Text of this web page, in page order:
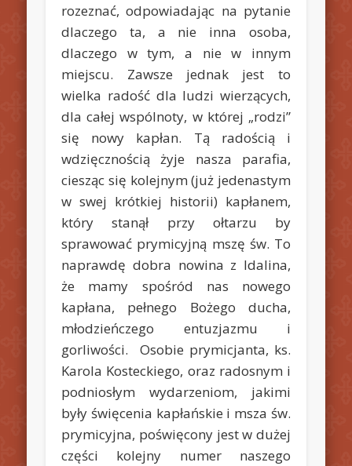
rozeznać, odpowiadając na pytanie
dlaczego ta, a nie inna osoba,
dlaczego w tym, a nie w innym
miejscu. Zawsze jednak jest to
wielka radość dla ludzi wierzących,
dla całej wspólnoty, w której „rodzi”
się nowy kapłan. Tą radością i
wdzięcznością żyje nasza parafia,
ciesząc się kolejnym (już jedenastym
w swej krótkiej historii) kapłanem,
który stanął przy ołtarzu by
sprawować prymicyjną mszę św. To
naprawdę dobra nowina z Idalina,
że mamy spośród nas nowego
kapłana, pełnego Bożego ducha,
młodzieńczego entuzjazmu i
gorliwości. Osobie prymicjanta, ks.
Karola Kosteckiego, oraz radosnym i
podniosłym wydarzeniom, jakimi
były święcenia kapłańskie i msza św.
prymicyjna, poświęcony jest w dużej
części kolejny numer naszego